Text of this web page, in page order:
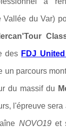
Vallée du Var)
des FDJ
un parcours
du massif du
l'épreuve
NOVO19 et